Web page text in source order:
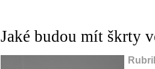
Jaké budou mít škrty